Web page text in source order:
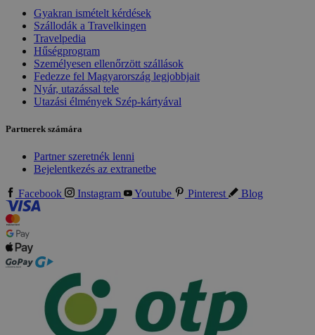
Gyakran ismételt kérdések
Szállodák a Travelkingen
Travelpedia
Hűségprogram
Személyesen ellenőrzött szállások
Fedezze fel Magyarország legjobbjait
Nyár, utazással tele
Utazási élmények Szép-kártyával
Partnerek számára
Partner szeretnék lenni
Bejelentkezés az extranetbe
Facebook Instagram Youtube Pinterest Blog